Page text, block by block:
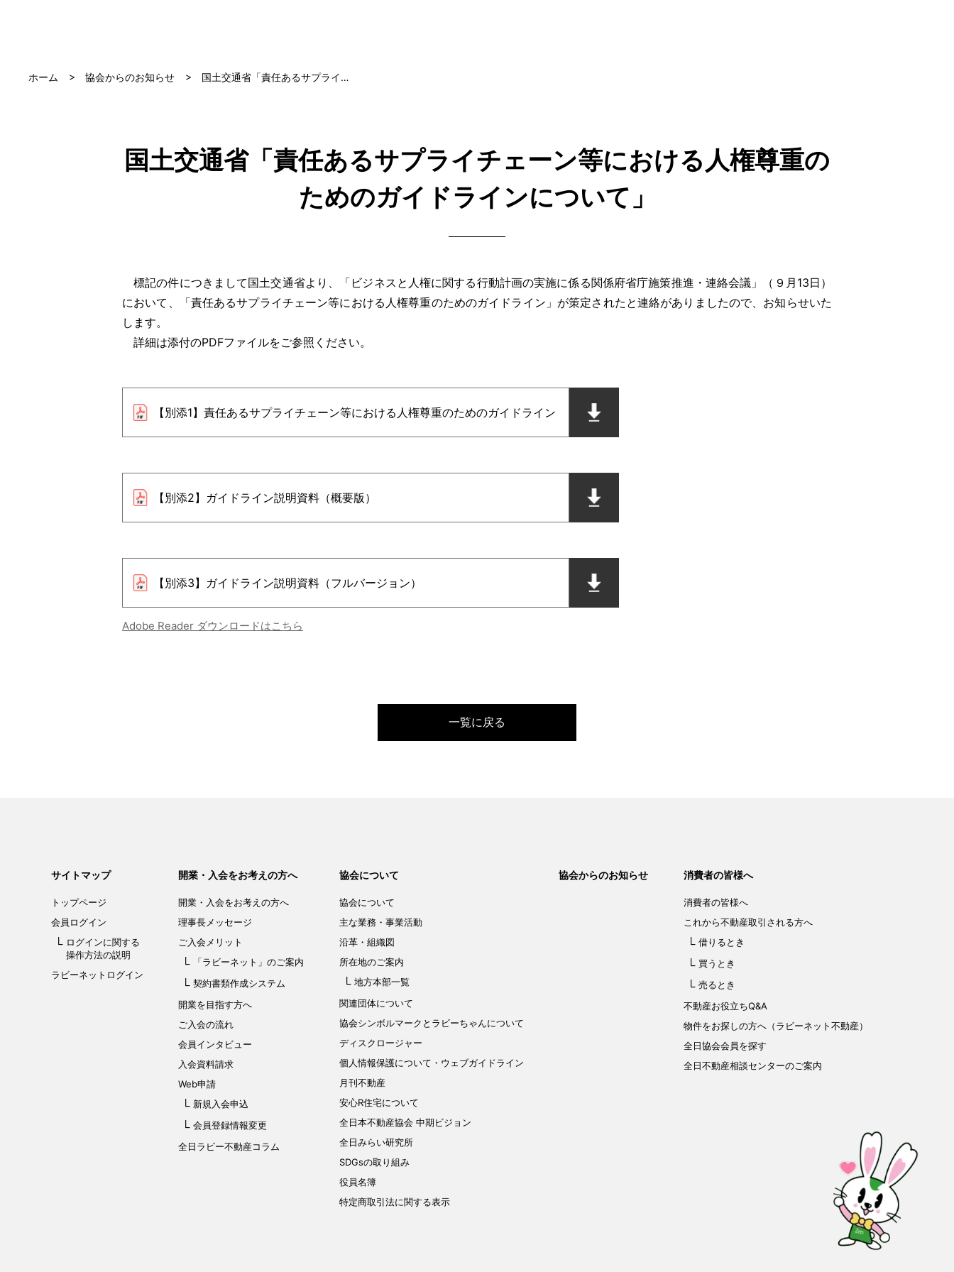
ホーム 協会からのお知らせ 国土交通省「責任あるサプライ…
国土交通省「責任あるサプライチェーン等における人権尊重の
ためのガイドラインについて」
標記の件につきまして国土交通省より、「ビジネスと人権に関する行動計画の実施に係る関係府省庁施策推進・連絡会議」（９月13日）
において、「責任あるサプライチェーン等における人権尊重のためのガイドライン」が策定されたと連絡がありましたので、お知らせいた
します。
詳細は添付のPDFファイルをご参照ください。
【別添1】責任あるサプライチェーン等における人権尊重のためのガイドライン
【別添2】ガイドライン説明資料（概要版）
【別添3】ガイドライン説明資料（フルバージョン）
Adobe Reader ダウンロードはこちら
一覧に戻る
サイトマップ
トップページ
会員ログイン
ログインに関する
操作方法の説明
ラビーネットログイン
開業・入会をお考えの方へ
開業・入会をお考えの方へ
理事長メッセージ
ご入会メリット
「ラビーネット」のご案内
契約書類作成システム
開業を目指す方へ
ご入会の流れ
会員インタビュー
入会資料請求
Web申請
新規入会申込
会員登録情報変更
全日ラビー不動産コラム
協会について
協会について
主な業務・事業活動
沿革・組織図
所在地のご案内
地方本部一覧
関連団体について
協会シンボルマークと ラビーちゃんについて
ディスクロージャー
個人情報保護について ・ウェブガイドライン
月刊不動産
安心R住宅について
全日本不動産協会 中期ビジョン
全日みらい研究所
SDGsの取り組み
役員名簿
特定商取引法に関する表示
協会からのお知らせ 消費者の皆様へ
消費者の皆様へ
これから不動産取引される方へ
借りるとき
買うとき
売るとき
不動産お役立ちQ&A
物件をお探しの方へ（ラビーネット不動産）
全日協会会員を探す
全日不動産相談センターのご案内